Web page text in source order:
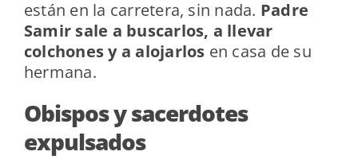
están en la carretera, sin nada. Padre
Samir sale a buscarlos, a llevar
colchones y a alojarlos en casa de su
hermana.
Obispos y sacerdotes
expulsados